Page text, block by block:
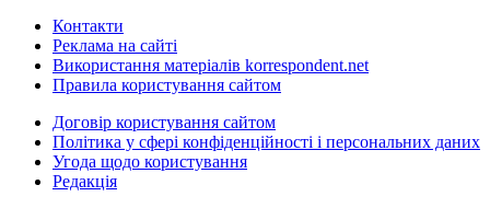
Контакти
Реклама на сайті
Використання матеріалів korrespondent.net
Правила користування сайтом
Договір користування сайтом
Політика у сфері конфіденційності і персональних даних
Угода щодо користування
Редакція